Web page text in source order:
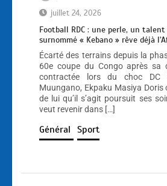
juillet 24, 2026
Football RDC : une perle, un
surnommé « Kebano » rêve déjà
Écarté des terrains depuis la
60e coupe du Congo après sa
contractée lors du choc DC
Muungano, Ekpaku Masiya Doris
de lui qu’il s’agit poursuit ses
veut revenir dans […]
Général Sport